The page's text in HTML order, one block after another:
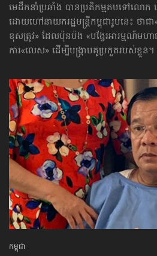
មេដឹកនាំប្រឆាំង បានប្រតិកម្មតបទៅលោ
ដោយហៅនាយករដ្ឋមន្ត្រីកម្ពុជារូបនេះ ថា
ខុសត្រូវ» ដែលប៉ុនប៉ង «បង្វែរ​អារម្មណ៍​មហ
ការ«លេស» ដើម្បីបង្ក្រាបគូប្រកួតរបស់ខ្
កម្ពុជា